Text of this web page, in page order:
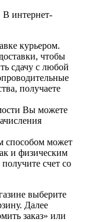
интернет-
курьером.
чтобы
сдачу с любой
получаете
Вы можете
способом может
и физическим
счет со
выберите
Далее
заказ» или